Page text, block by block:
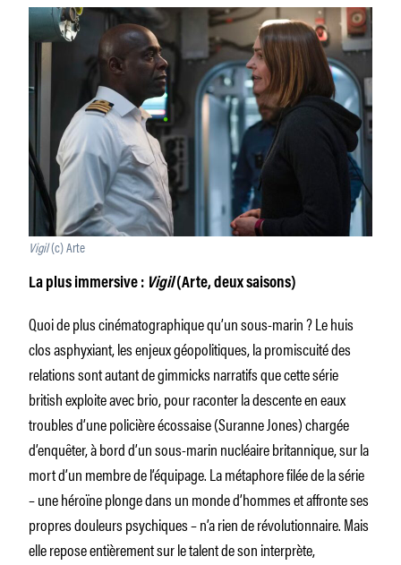
Vigil(c) Arte
La plus immersive : Vigil(Arte, deux saisons)
Quoi de plus cinématographique qu’un sous-marin ? Le huis
clos asphyxiant, les enjeux géopolitiques, la promiscuité des
relations sont autant de gimmicks narratifs que cette série
british exploite avec brio, pour raconter la descente en eaux
troubles d’une policière écossaise (Suranne Jones) chargée
d’enquêter, à bord d’un sous-marin nucléaire britannique, sur la
mort d’un membre de l’équipage. La métaphore filée de la série
– une héroïne plonge dans un monde d’hommes et affronte ses
propres douleurs psychiques – n’a rien de révolutionnaire. Mais
elle repose entièrement sur le talent de son interprète,